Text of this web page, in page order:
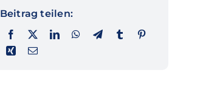
Beitrag teilen: